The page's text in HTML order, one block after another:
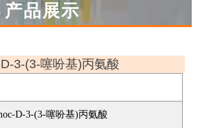
产品展示
3-(3-噻吩基)丙氨酸
D-3-(3-噻吩基)丙氨酸